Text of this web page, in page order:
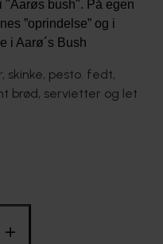
"Aarøs bush". På egen
”oprindelse” og i
i Aarø´s Bush
skinke, pesto. fedt,
brød, servietter og let
+